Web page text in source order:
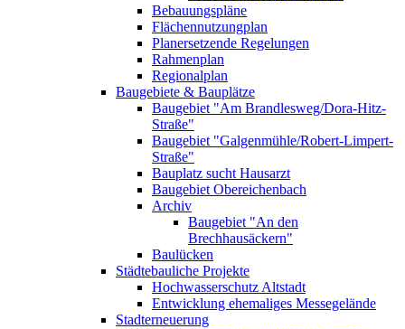
Bebauungspläne
Flächennutzungplan
Planersetzende Regelungen
Rahmenplan
Regionalplan
Baugebiete & Bauplätze
Baugebiet "Am Brandlesweg/Dora-Hitz-
Straße"
Baugebiet "Galgenmühle/Robert-Limpert-
Straße"
Bauplatz sucht Hausarzt
Baugebiet Obereichenbach
Archiv
Baugebiet "An den
Brechhausäckern"
Baulücken
Städtebauliche Projekte
Hochwasserschutz Altstadt
Entwicklung ehemaliges Messegelände
Stadterneuerung